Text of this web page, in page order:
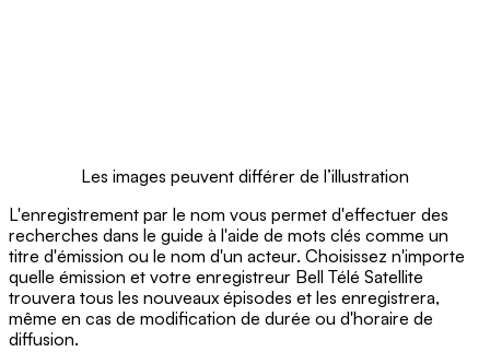
Les images peuvent différer de l’illustration
L'enregistrement par le nom vous permet d'effectuer des
recherches dans le guide à l'aide de mots clés comme un
titre d'émission ou le nom d'un acteur. Choisissez n'importe
quelle émission et votre enregistreur Bell Télé Satellite
trouvera tous les nouveaux épisodes et les enregistrera,
même en cas de modification de durée ou d'horaire de
diffusion.